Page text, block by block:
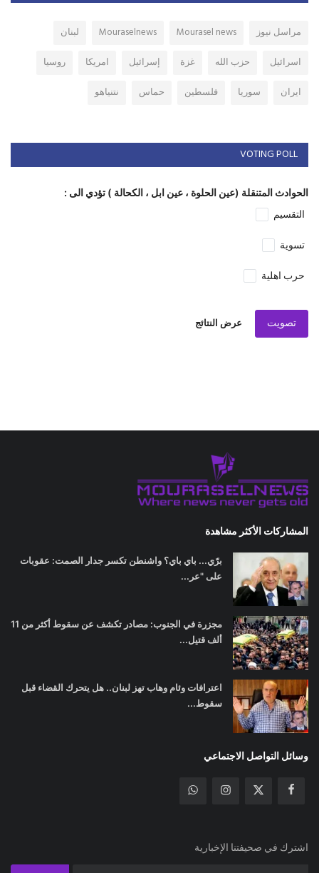
مراسل نيوز Mourasel news
Mouraselnews
لبنان
اسرائيل
حزب الله غزة إسرائيل امريكا
روسيا
ايران
سوريا فلسطين حماس نتنياهو
VOTING POLL
الحوادث المتنقلة (عين الحلوة ، عين ابل ، الكحالة ) تؤدي الى :
التقسيم
تسوية
حرب اهلية
تصويت عرض النتائج
المشاركات الأكثر مشاهدة
برّي... باي باي؟ واشنطن تكسر جدار الصمت: عقوبات
على "عر...
مجزرة في الجنوب: مصادر تكشف عن سقوط أكثر من 11
ألف قتيل...
اعترافات وئام وهاب تهز لبنان.. هل يتحرك القضاء قبل
سقوط...
وسائل التواصل الاجتماعي
اشترك في صحيفتنا الإخبارية